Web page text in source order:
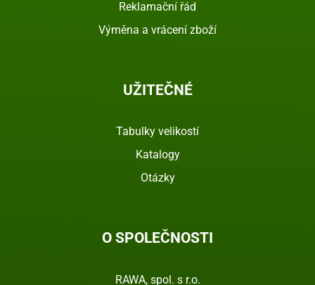
Reklamační řád
Výměna a vrácení zboží
UŽITEČNÉ
Tabulky velikostí
Katalogy
Otázky
O SPOLEČNOSTI
RAWA, spol. s r.o.